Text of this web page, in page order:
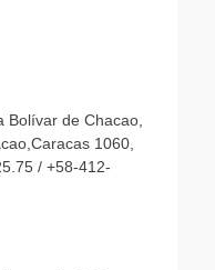
Bolívar de Chacao,
1060,
/ +58-412-